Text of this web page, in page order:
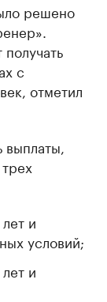
решено
с
отметил
выплаты,
и
условий;
и